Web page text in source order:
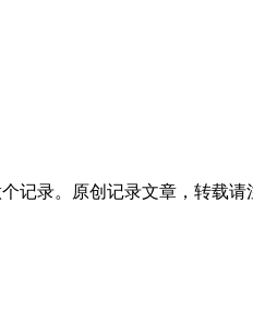
录。原创记录文章，转载请